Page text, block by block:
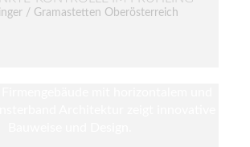
/ Gramastetten Oberösterreich